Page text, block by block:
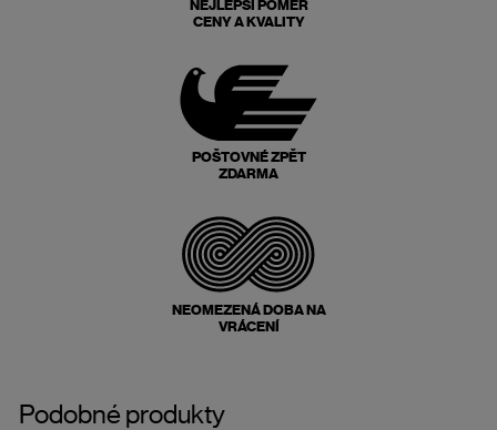
NEJLEPŠÍ POMĚR
CENY A KVALITY
POŠTOVNÉ ZPĚT
ZDARMA
NEOMEZENÁ DOBA NA
VRÁCENÍ
Podobné produkty